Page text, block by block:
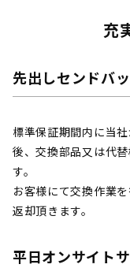
充
先出しセンドバ
標準保証期間内に当
後、交換部品又は代
す。
お客様にて交換作業
返却頂きます。
平日オンサイト